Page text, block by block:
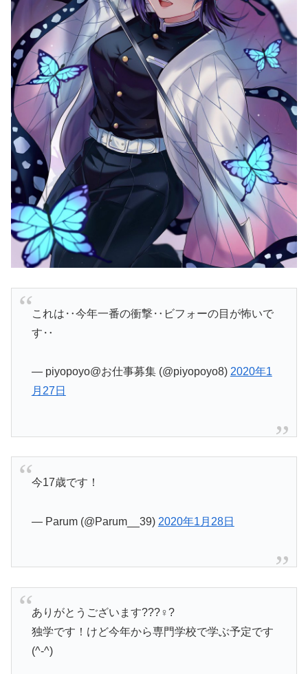
これは‥今年一番の衝撃‥ビフォーの目が怖いで
す‥
— piyopoyo@お仕事募集 (@piyopoyo8) 2020年1
月27日
今17歳です！
— Parum (@Parum__39) 2020年1月28日
ありがとうございます???♀?
独学です！けど今年から専門学校で学ぶ予定です
(^-^)